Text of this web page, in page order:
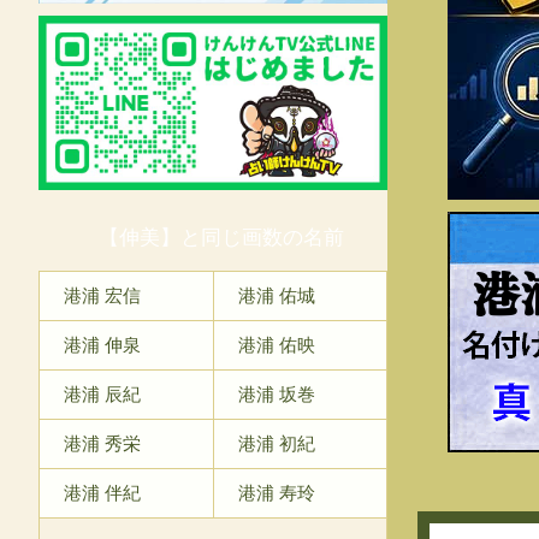
【伸美】と同じ画数の名前
港浦 宏信 港浦 佑城
港浦 伸泉 港浦 佑映
港浦 辰紀 港浦 坂巻
港浦 秀栄 港浦 初紀
港浦 伴紀 港浦 寿玲
港